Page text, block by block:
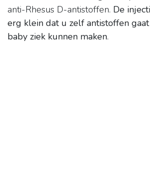
anti-Rhesus D-antistoffen. De
erg klein dat u zelf antistoffen
baby ziek kunnen maken.